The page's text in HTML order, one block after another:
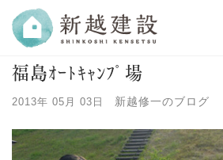
福島ｵｰﾄｷｬﾝﾌﾟ場
2013年 05月 03日 新越修一のブログ